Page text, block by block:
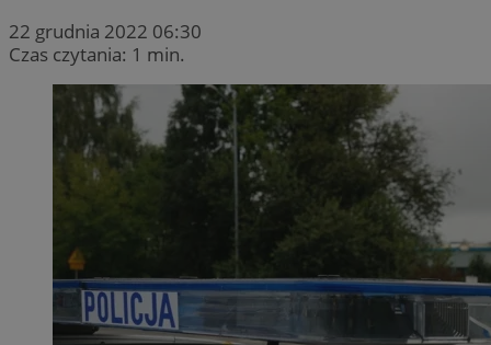
22 grudnia 2022 06:30
Czas czytania: 1 min.